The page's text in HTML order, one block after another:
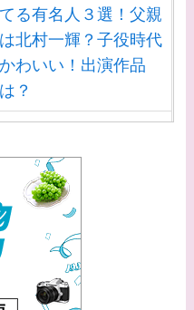
てる有名人３選！父親
は北村一輝？子役時代
かわいい！出演作品
は？
る芸能人３選！白洲次
郎との関係は？ジャニ
ーズ出身？
【画像】山田裕貴の家
系図・家族構成は？嫁
西野七瀬との馴れ初め